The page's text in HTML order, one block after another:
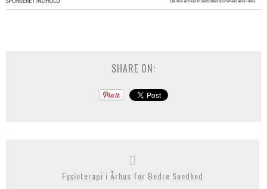
SHARE ON:
Fysioterapi i Århus for Bedre Sundhed